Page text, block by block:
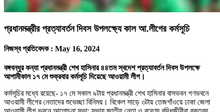
প্রধানমন্ত্রীর প্রত্যাবর্তন দিবস উপলক্ষ্যে কাল আ.লীগের কর্মসূচি
নিজস্ব প্রতিবেদক : May 16, 2024
বঙ্গবন্ধুর কন্যা প্রধানমন্ত্রী শেখ হাসিনার ৪৪তম স্বদেশ প্রত্যাবর্তন দিবস উপলক্ষে
আগামীকাল ১৭ মে শুক্রবার কর্মসূচি দিয়েছে আওয়ামী লীগ।
কর্মসূচির মধ্যে রয়েছে- ১৭ মে সকাল ৯টায় প্রধানমন্ত্রী শেখ হাসিনার বাসভবন গণভবনে
আওয়ামী লীগের নেতাদের শুভেচ্ছা বিনিময়। বিকেল সাড়ে ৩টায় তেজগাঁওয়ে ঢাকা জেলা